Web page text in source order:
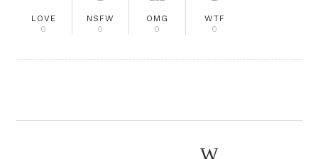
LOVE
0
NSFW
0
OMG
0
WTF
0